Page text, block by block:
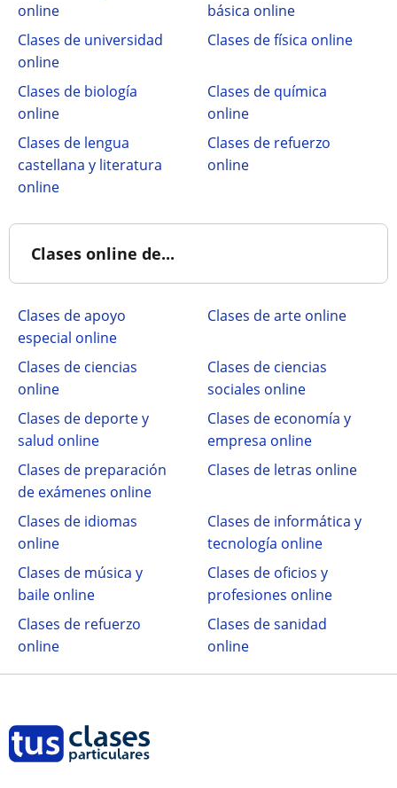
online
básica online
Clases de universidad
online
Clases de física online
Clases de biología
online
Clases de química
online
Clases de lengua
castellana y literatura
online
Clases de refuerzo
online
Clases online de...
Clases de apoyo
especial online
Clases de arte online
Clases de ciencias
online
Clases de ciencias
sociales online
Clases de deporte y
salud online
Clases de economía y
empresa online
Clases de preparación
de exámenes online
Clases de letras online
Clases de idiomas
online
Clases de informática y
tecnología online
Clases de música y
baile online
Clases de oficios y
profesiones online
Clases de refuerzo
online
Clases de sanidad
online